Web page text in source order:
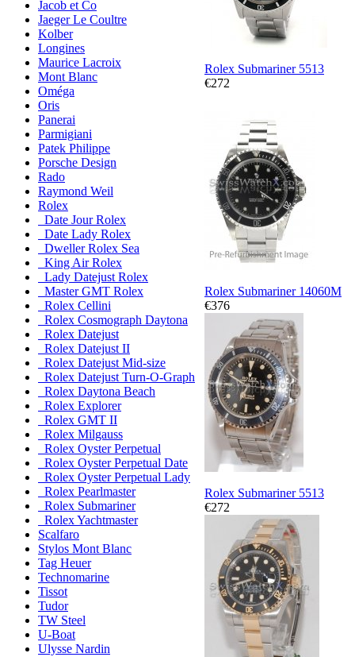
Jacob et Co
Jaeger Le Coultre
Kolber
Longines
Maurice Lacroix
Mont Blanc
Oméga
Oris
Panerai
Parmigiani
Patek Philippe
Porsche Design
Rado
Raymond Weil
Rolex
Date Jour Rolex
Date Lady Rolex
Dweller Rolex Sea
King Air Rolex
Lady Datejust Rolex
Master GMT Rolex
Rolex Cellini
Rolex Cosmograph Daytona
Rolex Datejust
Rolex Datejust II
Rolex Datejust Mid-size
Rolex Datejust Turn-O-Graph
Rolex Daytona Beach
Rolex Explorer
Rolex GMT II
Rolex Milgauss
Rolex Oyster Perpetual
Rolex Oyster Perpetual Date
Rolex Oyster Perpetual Lady
Rolex Pearlmaster
Rolex Submariner
Rolex Yachtmaster
Scalfaro
Stylos Mont Blanc
Tag Heuer
Technomarine
Tissot
Tudor
TW Steel
U-Boat
Ulysse Nardin
Rolex Submariner 5513
€272
Rolex Submariner 14060M
€376
Rolex Submariner 5513
€272